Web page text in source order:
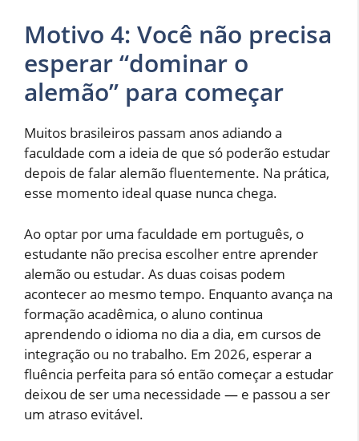
Motivo 4: Você não precisa
esperar “dominar o
alemão” para começar
Muitos brasileiros passam anos adiando a
faculdade com a ideia de que só poderão estudar
depois de falar alemão fluentemente. Na prática,
esse momento ideal quase nunca chega.
Ao optar por uma faculdade em português, o
estudante não precisa escolher entre aprender
alemão ou estudar. As duas coisas podem
acontecer ao mesmo tempo. Enquanto avança na
formação acadêmica, o aluno continua
aprendendo o idioma no dia a dia, em cursos de
integração ou no trabalho. Em 2026, esperar a
fluência perfeita para só então começar a estudar
deixou de ser uma necessidade — e passou a ser
um atraso evitável.